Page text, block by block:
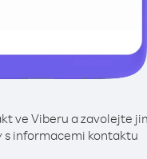
ve Viberu a zavolejte
s informacemi kontaktu